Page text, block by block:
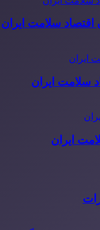
سلامت ایران
ایران